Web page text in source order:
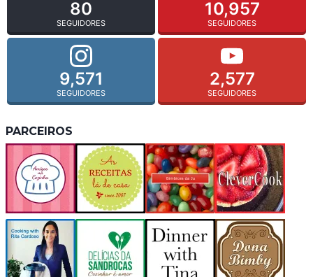
80
SEGUIDORES
10,957
SEGUIDORES
9,571
SEGUIDORES
2,577
SEGUIDORES
PARCEIROS